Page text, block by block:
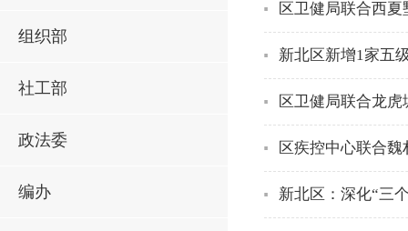
组织部
社工部
政法委
编办
区卫健局联合西
新北区新增1家五
区卫健局联合龙
区疾控中心联合
新北区：深化“三